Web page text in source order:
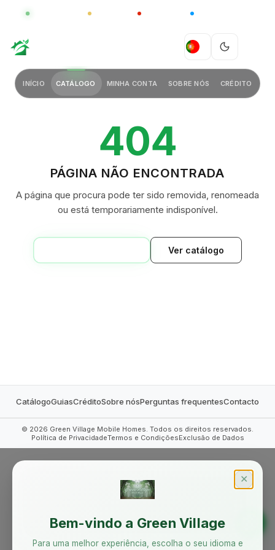
GLOBAL CHINA
PT
INÍCIO CATÁLOGO MINHA CONTA SOBRE NÓS CRÉDITO
404
PÁGINA NÃO ENCONTRADA
A página que procura pode ter sido removida, renomeada
ou está temporariamente indisponível.
Ver catálogo
CatálogoGuiasCréditoSobre nósPerguntas frequentesContacto
© 2026 Green Village Mobile Homes. Todos os direitos reservados.
Política de PrivacidadeTermos e CondiçõesExclusão de Dados
✕
Bem-vindo a Green Village
Para uma melhor experiência, escolha o seu idioma e